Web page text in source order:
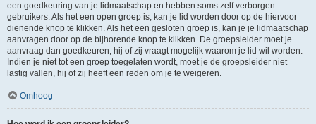
een goedkeuring van je lidmaatschap en hebben soms zelf verborgen
gebruikers. Als het een open groep is, kan je lid worden door op de hiervoor
dienende knop te klikken. Als het een gesloten groep is, kan je je lidmaatschap
aanvragen door op de bijhorende knop te klikken. De groepsleider moet je
aanvraag dan goedkeuren, hij of zij vraagt mogelijk waarom je lid wil worden.
Indien je niet tot een groep toegelaten wordt, moet je de groepsleider niet
lastig vallen, hij of zij heeft een reden om je te weigeren.
Omhoog